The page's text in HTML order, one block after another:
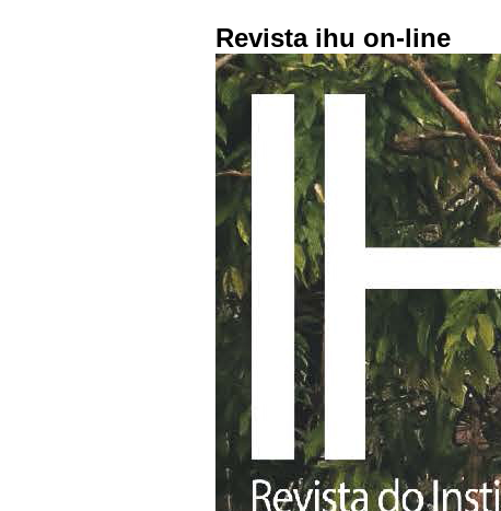
Revista ihu on-line